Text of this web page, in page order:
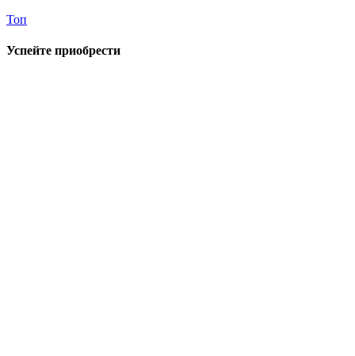
Топ
Успейте приобрести